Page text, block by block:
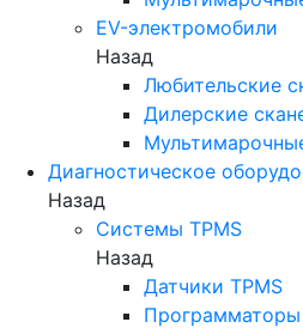
EV-электромобили
Назад
Любительские
Дилерские
Диагностическое
Назад
Системы TPMS
Назад
Датчики TPMS
Программаторы